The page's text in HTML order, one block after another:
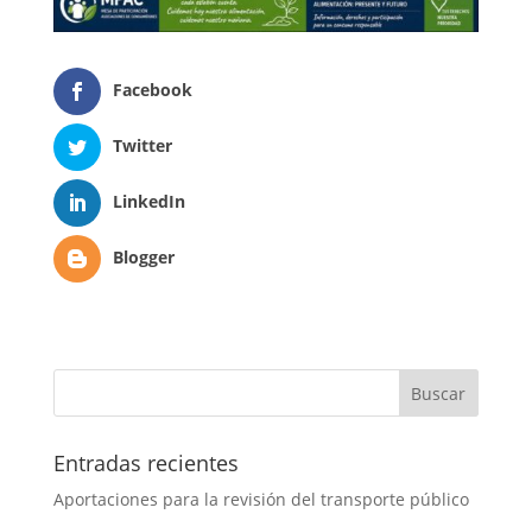
Facebook
Twitter
LinkedIn
Blogger
Entradas recientes
Aportaciones para la revisión del transporte público